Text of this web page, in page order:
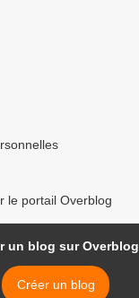
le portail Overblog
un blog sur Overblog
Créer un blog